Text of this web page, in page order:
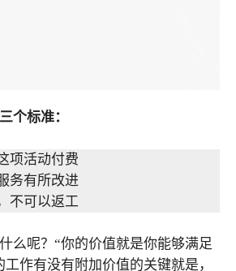
个标准：
项活动付费
务有所改进
不可以返工
么呢？“你的价值就是你能够满足
作有没有附加价值的关键就是，